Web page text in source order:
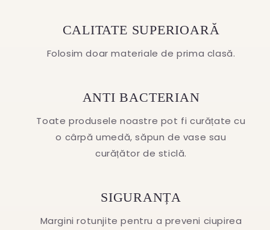
CALITATE SUPERIOARĂ
Folosim doar materiale de prima clasă.
ANTI BACTERIAN
Toate produsele noastre pot fi curățate cu
o cârpă umedă, săpun de vase sau
curățător de sticlă.
SIGURANȚA
Margini rotunjite pentru a preveni ciupirea